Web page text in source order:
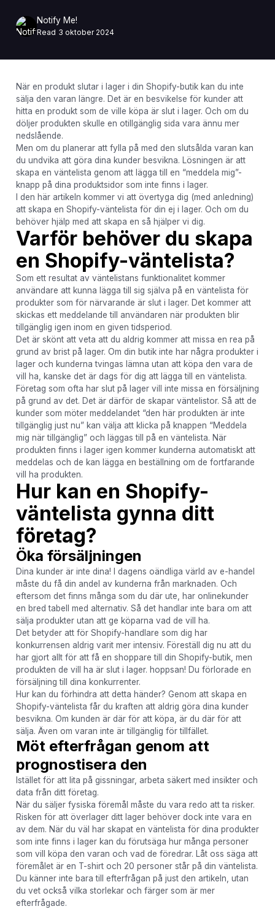
Notify Me!
Read 3 oktober 2024
När en produkt slutar i lager i din Shopify-butik kan du inte
sälja den varan längre. Det är en besvikelse för kunder att
hitta en produkt som de ville köpa är slut i lager. Och om du
döljer produkten skulle en otillgänglig sida vara ännu mer
nedslående.
Men om du planerar att fylla på med den slutsålda varan kan
du undvika att göra dina kunder besvikna. Lösningen är att
skapa en väntelista genom att lägga till en “meddela mig”-
knapp på dina produktsidor som inte finns i lager.
I den här artikeln kommer vi att övertyga dig (med anledning)
att skapa en Shopify-väntelista för din ej i lager. Och om du
behöver hjälp med att skapa en så hjälper vi dig.
Varför behöver du skapa
en Shopify-väntelista?
Som ett resultat av väntelistans funktionalitet kommer
användare att kunna lägga till sig själva på en väntelista för
produkter som för närvarande är slut i lager. Det kommer att
skickas ett meddelande till användaren när produkten blir
tillgänglig igen inom en given tidsperiod.
Det är skönt att veta att du aldrig kommer att missa en rea på
grund av brist på lager. Om din butik inte har några produkter i
lager och kunderna tvingas lämna utan att köpa den vara de
vill ha, kanske det är dags för dig att lägga till en väntelista.
Företag som ofta har slut på lager vill inte missa en försäljning
på grund av det. Det är därför de skapar väntelistor. Så att de
kunder som möter meddelandet “den här produkten är inte
tillgänglig just nu” kan välja att klicka på knappen “Meddela
mig när tillgänglig” och läggas till på en väntelista. När
produkten finns i lager igen kommer kunderna automatiskt att
meddelas och de kan lägga en beställning om de fortfarande
vill ha produkten.
Hur kan en Shopify-
väntelista gynna ditt
företag?
Öka försäljningen
Dina kunder är inte dina! I dagens oändliga värld av e-handel
måste du få din andel av kunderna från marknaden. Och
eftersom det finns många som du där ute, har onlinekunder
en bred tabell med alternativ. Så det handlar inte bara om att
sälja produkter utan att ge köparna vad de vill ha.
Det betyder att för Shopify-handlare som dig har
konkurrensen aldrig varit mer intensiv. Föreställ dig nu att du
har gjort allt för att få en shoppare till din Shopify-butik, men
produkten de vill ha är slut i lager. hoppsan! Du förlorade en
försäljning till dina konkurrenter.
Hur kan du förhindra att detta händer? Genom att skapa en
Shopify-väntelista får du kraften att aldrig göra dina kunder
besvikna. Om kunden är där för att köpa, är du där för att
sälja. Även om varan inte är tillgänglig för tillfället.
Möt efterfrågan genom att
prognostisera den
Istället för att lita på gissningar, arbeta säkert med insikter och
data från ditt företag.
När du säljer fysiska föremål måste du vara redo att ta risker.
Risken för att överlager ditt lager behöver dock inte vara en
av dem. När du väl har skapat en väntelista för dina produkter
som inte finns i lager kan du förutsäga hur många personer
som vill köpa den varan och vad de föredrar. Låt oss säga att
föremålet är en T-shirt och 20 personer står på din väntelista.
Du känner inte bara till efterfrågan på just den artikeln, utan
du vet också vilka storlekar och färger som är mer
efterfrågade.